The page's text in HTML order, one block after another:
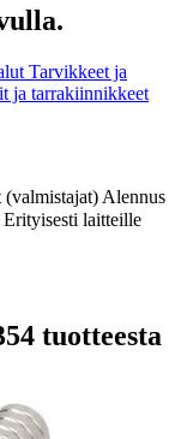
Tarvikkeet ja
ja tarrakiinnikkeet
Alennus
Erityisesti laitteille
tuotteesta